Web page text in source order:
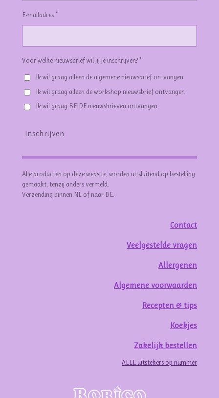
E-mailadres *
Voor welke nieuwsbrief wil jij je inschrijven? *
Ik wil graag alleen de algemene nieuwsbrief ontvangen
Ik wil graag alleen de workshop nieuwsbrief ontvangen
Ik wil graag BEIDE nieuwsbrieven ontvangen
Inschrijven
Alle producten op deze website, worden uitsluitend op bestelling
gemaakt, tenzij anders vermeld.
Verzending binnen NL of naar BE.
Contact
Veelgestelde vragen
Allergenen
Algemene voorwaarden
Recepten & tips
Koekjes
Zakelijk bestellen
ALLE uitstekers op nummer